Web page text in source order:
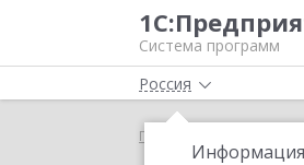
Система программ
Россия
Информация
Главная